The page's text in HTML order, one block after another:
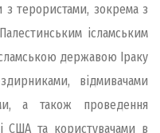
з терористами, зокрема з
ісламським
державою Іраку
відмивачами
а також проведення
США та користувачами в